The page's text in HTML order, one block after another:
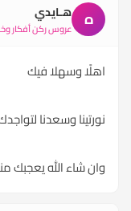
ه هـايدي
عروس ركن أفكار
اهلًا وسهلا فيك
نورتينا وسعدنا
وان شاء الله يعجبك